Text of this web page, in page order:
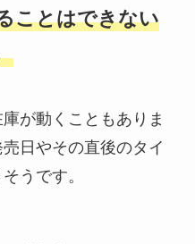
ことはできない
が動くこともありま
日やその直後のタイ
うです。